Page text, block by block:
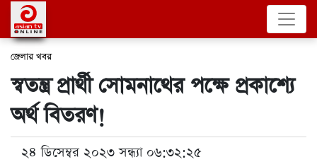
জেলার খবর
স্বতন্ত্র প্রার্থী সোমনাথের পক্ষে প্রকাশ্যে
অর্থ বিতরণ!
২৪ ডিসেম্বর ২০২৩ সন্ধ্যা ০৬:৩২:২৫